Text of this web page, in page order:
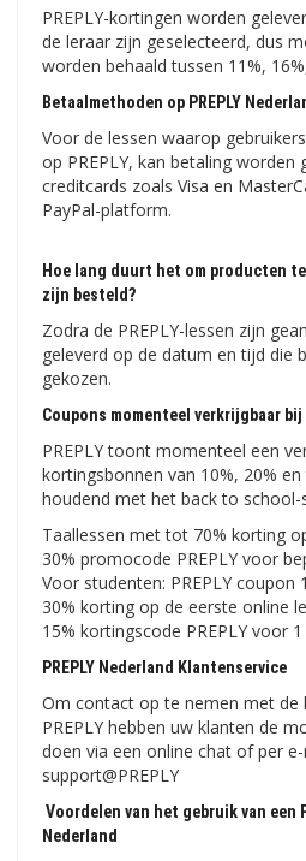
PREPLY-kortingen worden
de leraar zijn geselecteerd, dus
worden behaald tussen 11%,
Betaalmethoden op PREPLY
Voor de lessen waarop
op PREPLY, kan betaling worden
creditcards zoals Visa en
PayPal-platform.
Hoe lang duurt het om producten te
zijn besteld?
Zodra de PREPLY-lessen zijn
geleverd op de datum en tijd die
gekozen.
Coupons momenteel verkrijgbaar bij
PREPLY toont momenteel een
kortingsbonnen van 10%, 20%
houdend met het back to school-
Taallessen met tot 70% korting
30% promocode PREPLY voor
Voor studenten: PREPLY coupon
30% korting op de eerste online
15% kortingscode PREPLY voor
PREPLY Nederland Klantenservice
Om contact op te nemen met de
PREPLY hebben uw klanten de
doen via een online chat of per
support@PREPLY
Voordelen van het gebruik van een
Nederland